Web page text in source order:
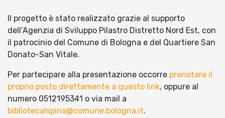
Il progetto è stato realizzato grazie al supporto
dell’Agenzia di Sviluppo Pilastro Distretto Nord Est, con
il patrocinio del Comune di Bologna e del Quartiere San
Donato-San Vitale.
Per partecipare alla presentazione occorre prenotare il
proprio posto direttamente a questo link, oppure al
numero 0512195341 o via mail a
bibliotecalspina@comune.bologna.it.